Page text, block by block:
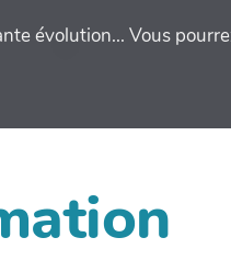
évolution... Vous